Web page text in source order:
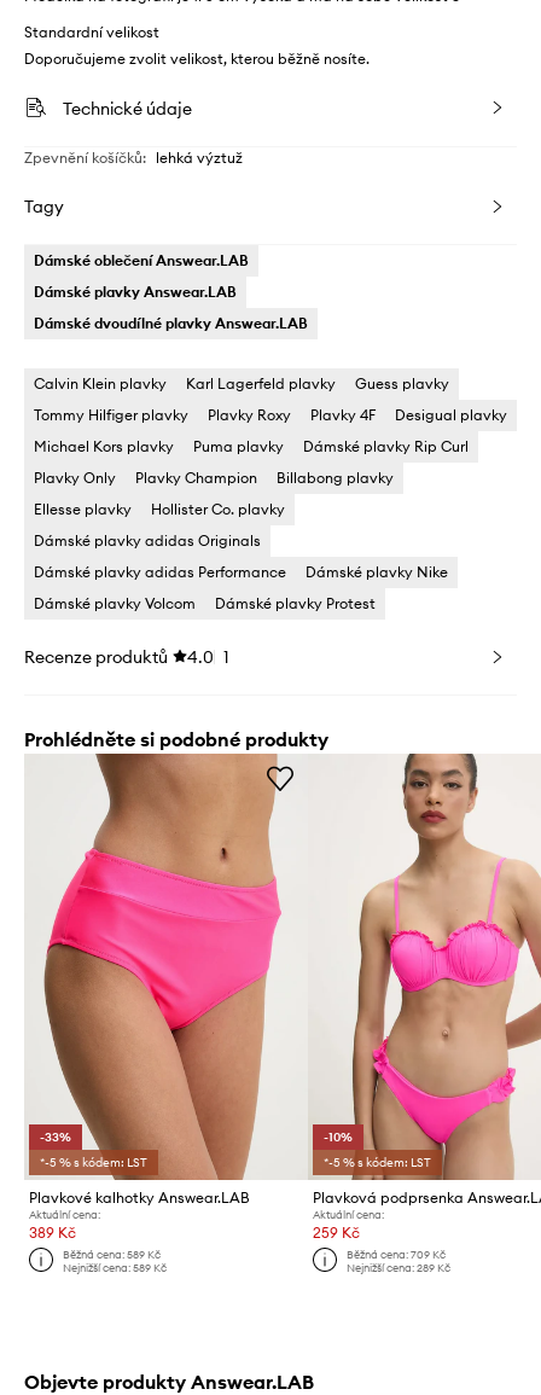
Standardní velikost
Doporučujeme zvolit velikost, kterou běžně nosíte.
Technické údaje
Zpevnění košíčků: lehká výztuž
Tagy
Dámské oblečení Answear.LAB
Dámské plavky Answear.LAB
Dámské dvoudílné plavky Answear.LAB
Calvin Klein plavky Karl Lagerfeld plavky
Guess plavky
Tommy Hilfiger plavky
Plavky Roxy Plavky 4F
Desigual plavky
Michael Kors plavky
Puma plavky
Dámské plavky Rip Curl
Plavky Only
Plavky Champion
Billabong plavky
Ellesse plavky
Hollister Co. plavky
Dámské plavky adidas Originals
Dámské plavky adidas Performance
Dámské plavky Nike
Dámské plavky Volcom
Dámské plavky Protest
Recenze produktů 4.0 1
Prohlédněte si podobné produkty
-33%
*-5 % s kódem: LST
Plavkové kalhotky Answear.LAB
Aktuální cena:
389 Kč
Běžná cena:589 Kč
Nejnižší cena:589 Kč
-10%
*-5 % s kódem: LST
Plavková podprsenka
Aktuální cena:
259 Kč
Běžná cena: 709 Kč
Nejnižší cena: 289 Kč
Objevte produkty Answear.LAB